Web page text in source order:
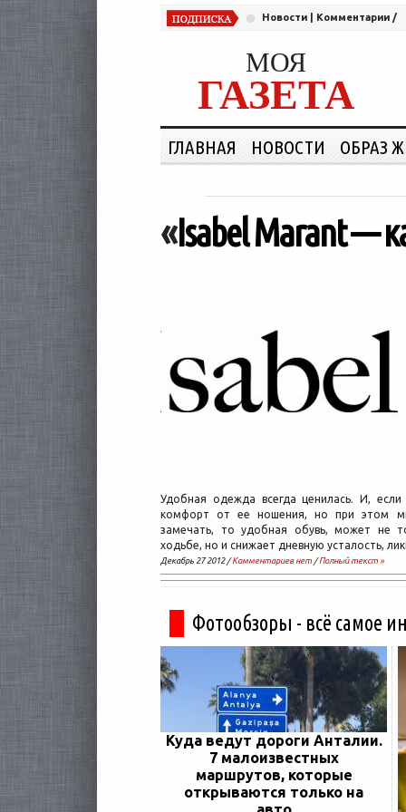
Новости Комментарии /
МОЯ
ГАЗЕТА
ГЛАВНАЯ НОВОСТИ ОБРАЗ
«Isabel Marant —
Удобная одежда всегда ценилась. И,
комфорт от ее ношения, но при этом
замечать, то удобная обувь, может не
ходьбе, но и снижает дневную усталость,
Декабрь 27 2012 /Комментариев нет /Полный текст »
Фотообзоры - всё самое
Куда ведут дороги Анталии.
7 малоизвестных
маршрутов, которые
открываются только на